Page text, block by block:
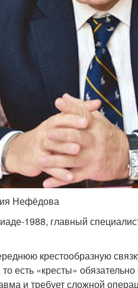
Нефёдова
1988, главный
крестообразную
есть «кресты»
и требует сложной